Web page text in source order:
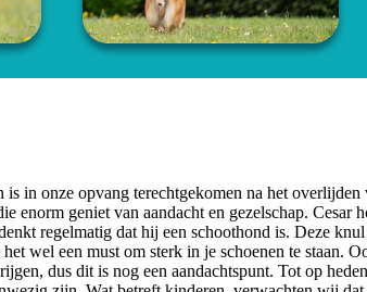
in onze opvang terechtgekomen na het overlijden
enorm geniet van aandacht en gezelschap. Cesar
regelmatig dat hij een schoothond is. Deze knul
wel een must om sterk in je schoenen te staan.
dus dit is nog een aandachtspunt. Tot op